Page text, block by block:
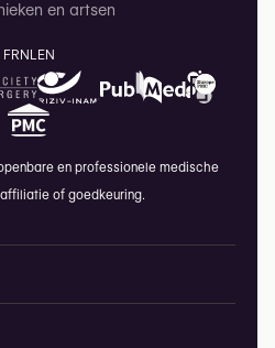
en artsen
FRNLEN
en professionele medische
affiliatie of goedkeuring.